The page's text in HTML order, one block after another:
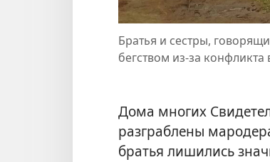
Братья и сестры,
бегством из-за
Дома многих
разграблены
братья лишились